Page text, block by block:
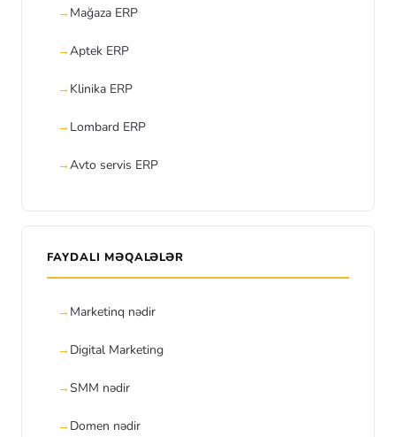
Mağaza ERP
Aptek ERP
Klinika ERP
Lombard ERP
Avto servis ERP
FAYDALI MƏQALƏLƏR
Marketinq nədir
Digital Marketing
SMM nədir
Domen nədir